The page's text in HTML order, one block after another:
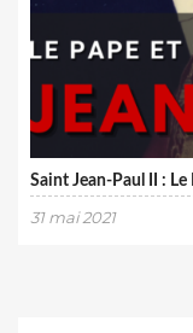
Saint Jean-Paul II : Le
31 mai 2021